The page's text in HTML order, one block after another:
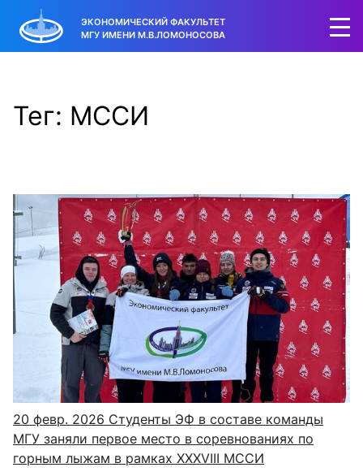
ЭКОНОМИЧЕСКИЙ ФАКУЛЬТЕТ
МГУ ИМЕНИ М.В.ЛОМОНОСОВА
Тег: МССИ
20 февр. 2026 Студенты ЭФ в составе команды
МГУ заняли первое место в соревнованиях по
горным лыжам в рамках XXXVIII МССИ